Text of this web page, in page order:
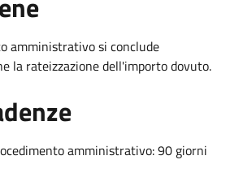
amministrativo si conclude
la rateizzazione dell'importo dovuto.
amministrativo: 90 giorni